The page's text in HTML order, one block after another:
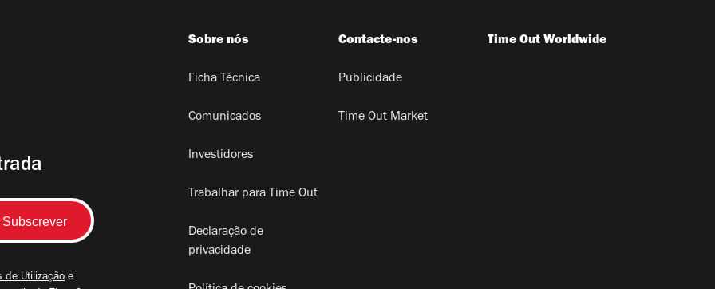
de Utilização e
Sobre nós
Ficha Técnica
Comunicados
Investidores
Trabalhar para Time Out
Declaração de
privacidade
Contacte-nos
Publicidade
Time Out Market
Time Out Worldwide